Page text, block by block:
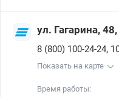
ул. Гагарина,
8 (800) 100-24-24,
Показать на карте
Время работы: